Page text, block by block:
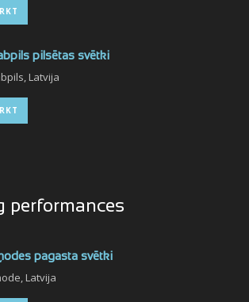
pilsētas svētki
Latvija
performances
pagasta svētki
Latvija